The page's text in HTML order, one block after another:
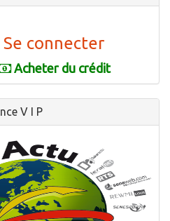
Se connecter
Acheter du crédit
V I P